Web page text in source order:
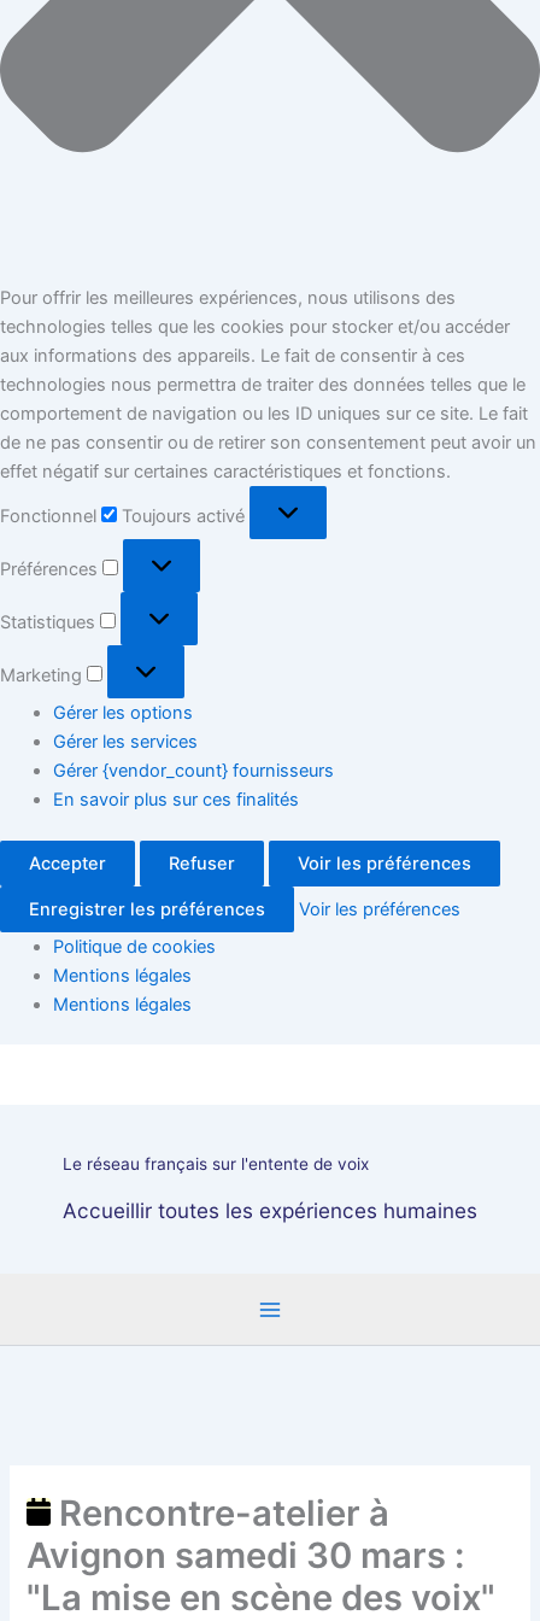
Pour offrir les meilleures expériences, nous utilisons des
technologies telles que les cookies pour stocker et/ou accéder
aux informations des appareils. Le fait de consentir à ces
technologies nous permettra de traiter des données telles que le
comportement de navigation ou les ID uniques sur ce site. Le fait
de ne pas consentir ou de retirer son consentement peut avoir un
effet négatif sur certaines caractéristiques et fonctions.
Fonctionnel Toujours activé
Préférences
Statistiques
Marketing
Gérer les options
Gérer les services
Gérer {vendor_count} fournisseurs
En savoir plus sur ces finalités
Accepter Refuser Voir les préférences
Enregistrer les préférences
Voir les préférences
Politique de cookies
Mentions légales
Mentions légales
Le réseau français sur l'entente de voix
Accueillir toutes les expériences humaines
Rencontre-atelier à
Avignon samedi 30 mars :
"La mise en scène des voix"
samedi
en